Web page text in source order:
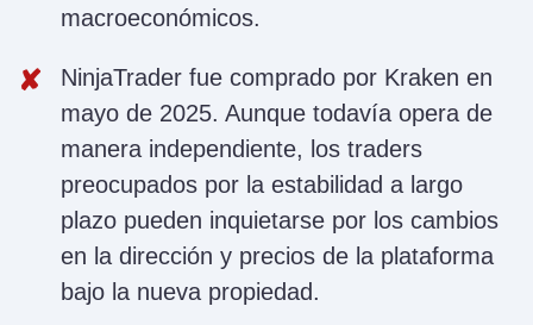
macroeconómicos.
NinjaTrader fue comprado por Kraken en
mayo de 2025. Aunque todavía opera de
manera independiente, los traders
preocupados por la estabilidad a largo
plazo pueden inquietarse por los cambios
en la dirección y precios de la plataforma
bajo la nueva propiedad.